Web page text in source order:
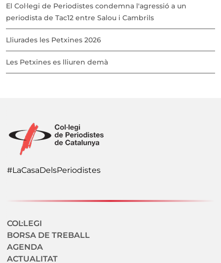
El Col·legi de Periodistes condemna l'agressió a un
periodista de Tac12 entre Salou i Cambrils
Lliurades les Petxines 2026
Les Petxines es lliuren demà
#LaCasaDelsPeriodistes
Navegació secundaria
COL·LEGI
BORSA DE TREBALL
AGENDA
ACTUALITAT